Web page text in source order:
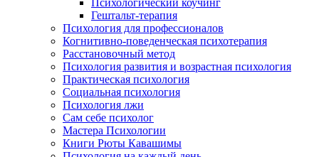
Психологический коучинг
Гештальт-терапия
Психология для профессионалов
Когнитивно-поведенческая психотерапия
Расстановочный метод
Психология развития и возрастная психология
Практическая психология
Социальная психология
Психология лжи
Сам себе психолог
Мастера Психологии
Книги Рюты Кавашимы